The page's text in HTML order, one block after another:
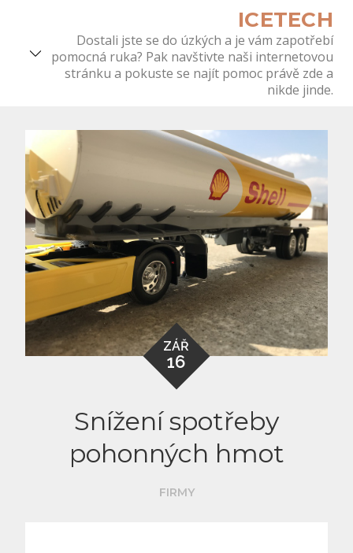
content
ICETECH
Dostali jste se do úzkých a je vám zapotřebí
pomocná ruka? Pak navštivte naši internetovou
stránku a pokuste se najít pomoc právě zde a
nikde jinde.
ZÁŘ
16
Snížení spotřeby
pohonných hmot
FIRMY